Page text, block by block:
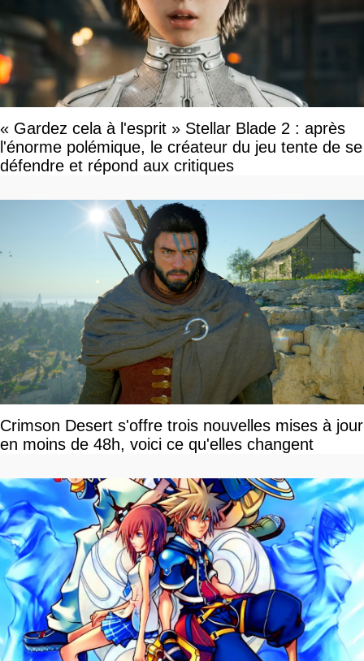
« Gardez cela à l'esprit » Stellar Blade 2 : après
l'énorme polémique, le créateur du jeu tente de se
défendre et répond aux critiques
Crimson Desert s'offre trois nouvelles mises à jour
en moins de 48h, voici ce qu'elles changent